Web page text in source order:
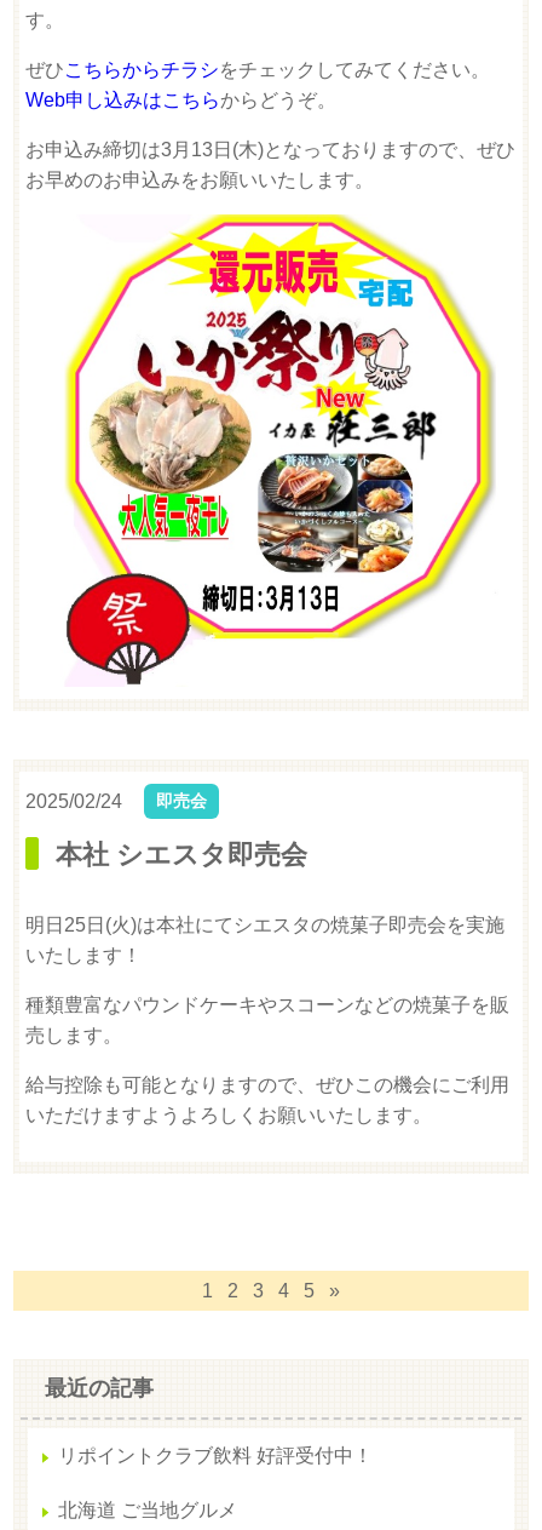
す。
ぜひこちらからチラシをチェックしてみてください。
Web申し込みはこちらからどうぞ。
お申込み締切は3月13日(木)となっておりますので、ぜひ
お早めのお申込みをお願いいたします。
2025/02/24 即売会
本社 シエスタ即売会
明日25日(火)は本社にてシエスタの焼菓子即売会を実施
いたします！
種類豊富なパウンドケーキやスコーンなどの焼菓子を販
売します。
給与控除も可能となりますので、ぜひこの機会にご利用
いただけますようよろしくお願いいたします。
1 2 3 4 5 »
最近の記事
リポイントクラブ飲料 好評受付中！
北海道 ご当地グルメ